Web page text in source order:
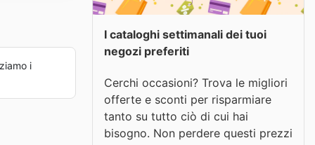
i
I cataloghi settimanali dei tuoi
negozi preferiti
Cerchi occasioni? Trova le migliori
offerte e sconti per risparmiare
tanto su tutto ciò di cui hai
bisogno. Non perdere questi prezzi